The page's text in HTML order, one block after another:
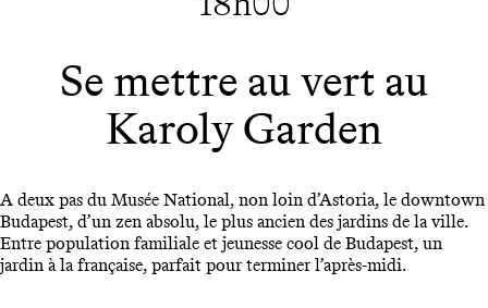
Se mettre au vert au
Karoly Garden
A deux pas du Musée National, non loin d’Astoria, le downtown
Budapest, d’un zen absolu, le plus ancien des jardins de la ville.
Entre population familiale et jeunesse cool de Budapest, un
jardin à la française, parfait pour terminer l’après-midi.